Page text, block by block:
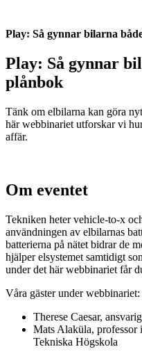
Play: Så gynnar bilarna
Play: Så gynnar
plånbok
Tänk om elbilarna kan göra
här webbinariet utforskar vi
affär.
Om eventet
Tekniken heter vehicle-to-x
användningen av elbilarnas
batterierna på nätet bidrar de
hjälper elsystemet samtidigt
under det här webbinariet får
Våra gäster under webbinariet:
Therese Caesar,
Mats Alaküla,
Tekniska Högskola